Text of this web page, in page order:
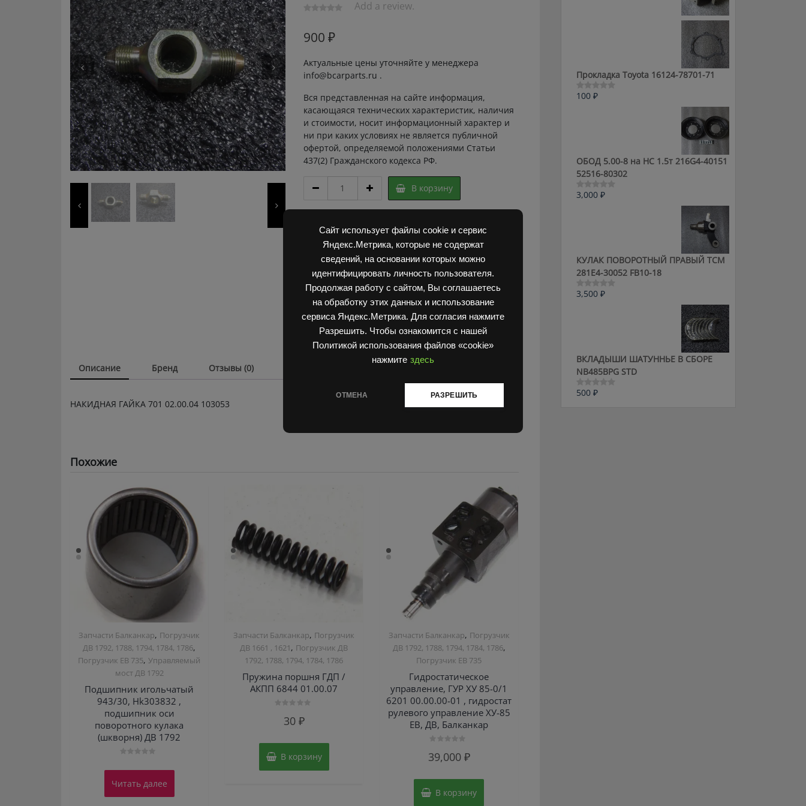
Сайт использует файлы cookie и сервис
Яндекс.Метрика, которые не содержат
сведений, на основании которых можно
идентифицировать личность пользователя.
Продолжая работу с сайтом, Вы соглашаетесь
на обработку этих данных и использование
сервиса Яндекс.Метрика. Для согласия нажмите
Разрешить. Чтобы ознакомится с нашей
Политикой использования файлов «cookie»
нажмите здесь
ОТМЕНА РАЗРЕШИТЬ
Add a review.
900 ₽
Актуальные цены уточняйте у менеджера
info@bcarparts.ru .
Вся представленная на сайте информация,
касающаяся технических характеристик, наличия
и стоимости, носит информационный характер и
ни при каких условиях не является публичной
офертой, определяемой положениями Статьи
437(2) Гражданского кодекса РФ.
ГАЙКА
701
103053
quantity
В корзину
Категории:Запчасти Балканкар,Погрузчик ЕВ 687
Описание Бренд Отзывы (0)
НАКИДНАЯ ГАЙКА 701 02.00.04 103053
Похожие
Запчасти Балканкар, Погрузчик
ДВ 1792, 1788, 1794, 1784, 1786,
Погрузчик ЕВ 735, Управляемый
мост ДВ 1792
Подшипник игольчатый
943/30, Hk303832 ,
подшипник оси
поворотного кулака
(шкворня) ДВ 1792
0
5
Читать далее
Запчасти Балканкар, Погрузчик
ДВ 1661 , 1621, Погрузчик ДВ
1792, 1788, 1794, 1784, 1786
Пружина поршня ГДП /
АКПП 6844 01.00.07
30 ₽
В корзину
Запчасти Балканкар, Погрузчик
ДВ 1792, 1788, 1794, 1784, 1786,
Погрузчик ЕВ 735
Гидростатическое
управление, ГУР ХУ 85-0/1
6201 00.00.00-01 , гидростат
рулевого управление ХУ-85
ЕВ, ДВ, Балканкар
0
39,000 ₽
В корзину
Прокладка Toyota 16124-78701-71
Оценка
100 ₽
ОБОД 5.00-8 на HC 1.5т 216G4-40151
52516-80302
Оценка
3,000 ₽
КУЛАК ПОВОРОТНЫЙ ПРАВЫЙ ТСМ
281E4-30052 FB10-18
Оценка
3,500 ₽
ВКЛАДЫШИ ШАТУННЬЕ В СБОРЕ
NB485BPG STD
Оценка
500 ₽